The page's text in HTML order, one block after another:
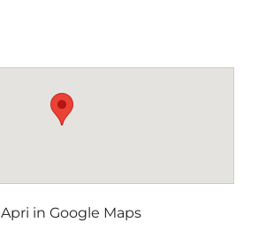
Apri in Google Maps